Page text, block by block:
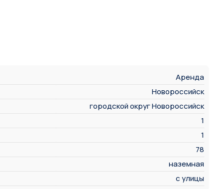
Аренда
Новороссийск
городской округ Новороссийск
1
1
78
наземная
с улицы